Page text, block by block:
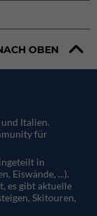
OBEN
Italien.
für
in
Eiswände, ...).
es gibt aktuelle
Skitouren,